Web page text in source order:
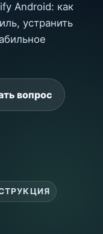
Android: как
устранить
вопрос